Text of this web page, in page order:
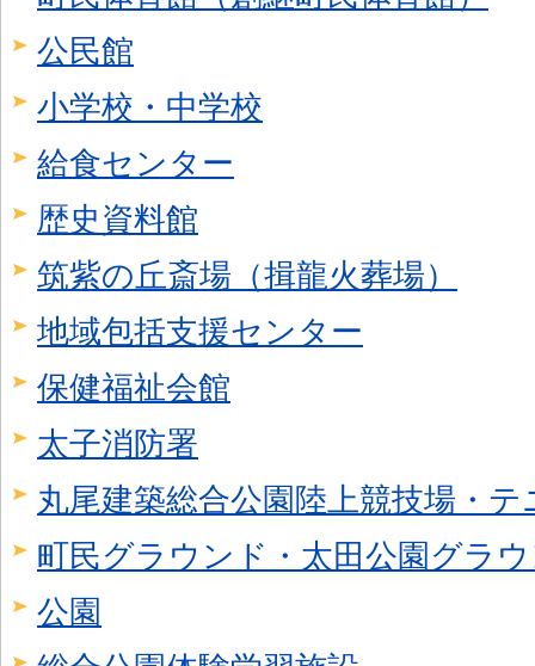
公民館
小学校・中学校
給食センター
歴史資料館
筑紫の丘斎場（揖龍火葬場）
地域包括支援センター
保健福祉会館
太子消防署
丸尾建築総合公園陸上競技場・
町民グラウンド・太田公園グラ
公園